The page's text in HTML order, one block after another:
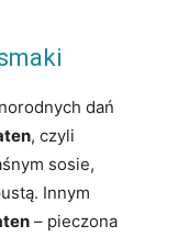
dań
, czyli
sosie,
Innym
– pieczona